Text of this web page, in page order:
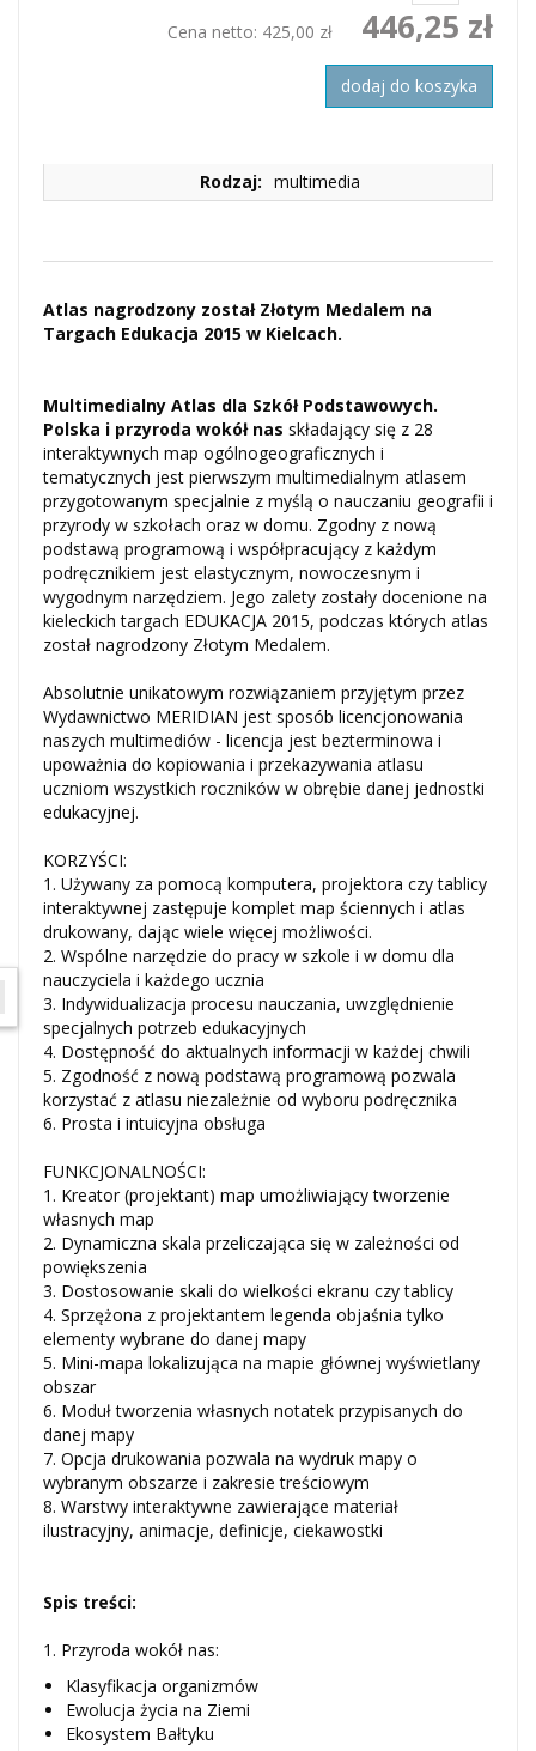
Cena netto: 425,00 zł 446,25 zł
dodaj do koszyka
Rodzaj: multimedia
Atlas nagrodzony został Złotym Medalem na
Targach Edukacja 2015 w Kielcach.
Multimedialny Atlas dla Szkół Podstawowych.
Polska i przyroda wokół nas składający się z 28
interaktywnych map ogólnogeograficznych i
tematycznych jest pierwszym multimedialnym atlasem
przygotowanym specjalnie z myślą o nauczaniu geografii i
przyrody w szkołach oraz w domu. Zgodny z nową
podstawą programową i współpracujący z każdym
podręcznikiem jest elastycznym, nowoczesnym i
wygodnym narzędziem. Jego zalety zostały docenione na
kieleckich targach EDUKACJA 2015, podczas których atlas
został nagrodzony Złotym Medalem.
Absolutnie unikatowym rozwiązaniem przyjętym przez
Wydawnictwo MERIDIAN jest sposób licencjonowania
naszych multimediów - licencja jest bezterminowa i
upoważnia do kopiowania i przekazywania atlasu
uczniom wszystkich roczników w obrębie danej jednostki
edukacyjnej.
KORZYŚCI:
1. Używany za pomocą komputera, projektora czy tablicy
interaktywnej zastępuje komplet map ściennych i atlas
drukowany, dając wiele więcej możliwości.
2. Wspólne narzędzie do pracy w szkole i w domu dla
nauczyciela i każdego ucznia
3. Indywidualizacja procesu nauczania, uwzględnienie
specjalnych potrzeb edukacyjnych
4. Dostępność do aktualnych informacji w każdej chwili
5. Zgodność z nową podstawą programową pozwala
korzystać z atlasu niezależnie od wyboru podręcznika
6. Prosta i intuicyjna obsługa
FUNKCJONALNOŚCI:
1. Kreator (projektant) map umożliwiający tworzenie
własnych map
2. Dynamiczna skala przeliczająca się w zależności od
powiększenia
3. Dostosowanie skali do wielkości ekranu czy tablicy
4. Sprzężona z projektantem legenda objaśnia tylko
elementy wybrane do danej mapy
5. Mini-mapa lokalizująca na mapie głównej wyświetlany
obszar
6. Moduł tworzenia własnych notatek przypisanych do
danej mapy
7. Opcja drukowania pozwala na wydruk mapy o
wybranym obszarze i zakresie treściowym
8. Warstwy interaktywne zawierające materiał
ilustracyjny, animacje, definicje, ciekawostki
Spis treści:
1. Przyroda wokół nas:
Klasyfikacja organizmów
Ewolucja życia na Ziemi
Ekosystem Bałtyku
W ostatnich 7 dniach produktem interesują się3osoby.